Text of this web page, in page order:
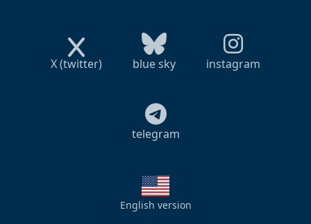
X (twitter) blue sky instagram
telegram
English version